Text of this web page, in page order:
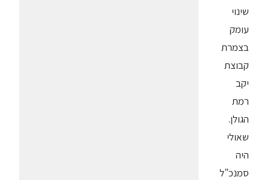
שינוי
עומק
בצמרת
קבוצת
יקב
רמת
הגולן.
שאולי
היה
סמנכ"ל